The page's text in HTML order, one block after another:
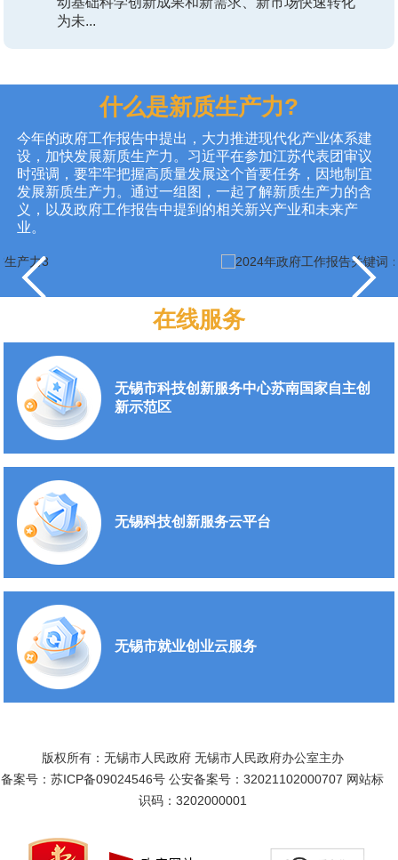
为未...
什么是新质生产力?
今年的政府工作报告中提出，大力推进现代化产业体系建
设，加快发展新质生产力。习近平在参加江苏代表团审议
时强调，要牢牢把握高质量发展这个首要任务，因地制宜
发展新质生产力。通过一组图，一起了解新质生产力的含
义，以及政府工作报告中提到的相关新兴产业和未来产
业。
在线服务
无锡市科技创新服务中心苏南国家自主创
新示范区
无锡科技创新服务云平台
无锡市就业创业云服务
版权所有：无锡市人民政府 无锡市人民政府办公室主办
备案号：苏ICP备09024546号 公安备案号：32021102000707 网站标
识码：3202000001